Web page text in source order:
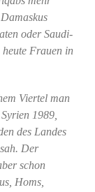
oder Saudi-
Frauen in
Viertel man
1989,
des Landes
Der
schon
Homs,